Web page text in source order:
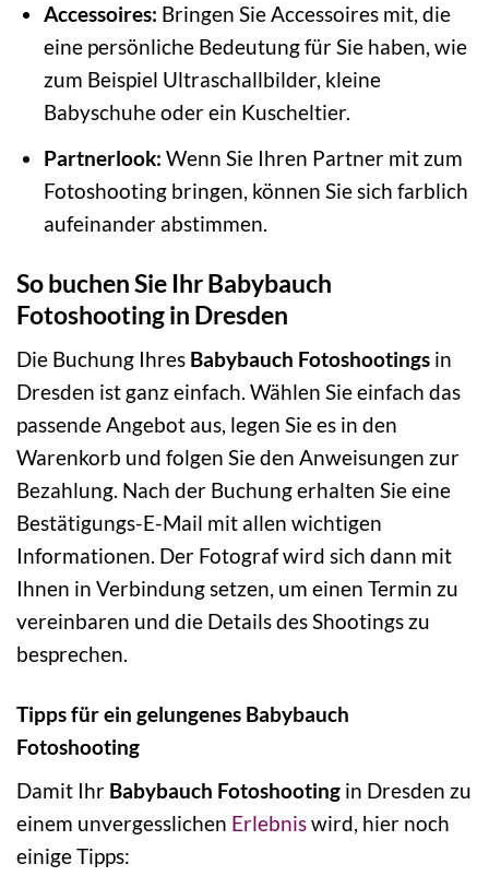
Accessoires: Bringen Sie Accessoires mit, die
eine persönliche Bedeutung für Sie haben, wie
zum Beispiel Ultraschallbilder, kleine
Babyschuhe oder ein Kuscheltier.
Partnerlook: Wenn Sie Ihren Partner mit zum
Fotoshooting bringen, können Sie sich farblich
aufeinander abstimmen.
So buchen Sie Ihr Babybauch
Fotoshooting in Dresden
Die Buchung Ihres Babybauch Fotoshootings in
Dresden ist ganz einfach. Wählen Sie einfach das
passende Angebot aus, legen Sie es in den
Warenkorb und folgen Sie den Anweisungen zur
Bezahlung. Nach der Buchung erhalten Sie eine
Bestätigungs-E-Mail mit allen wichtigen
Informationen. Der Fotograf wird sich dann mit
Ihnen in Verbindung setzen, um einen Termin zu
vereinbaren und die Details des Shootings zu
besprechen.
Tipps für ein gelungenes Babybauch
Fotoshooting
Damit Ihr Babybauch Fotoshooting in Dresden zu
einem unvergesslichen Erlebniswird, hier noch
einige Tipps: